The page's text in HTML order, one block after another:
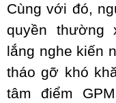
Cùng với đó,
quyền thường
lắng nghe kiến
tháo gỡ khó
tâm điểm